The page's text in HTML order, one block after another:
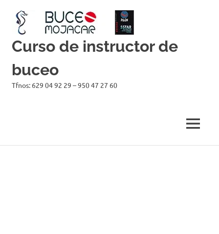
Curso de instructor de
buceo
Tfnos: 629 04 92 29 – 950 47 27 60
MENÚ